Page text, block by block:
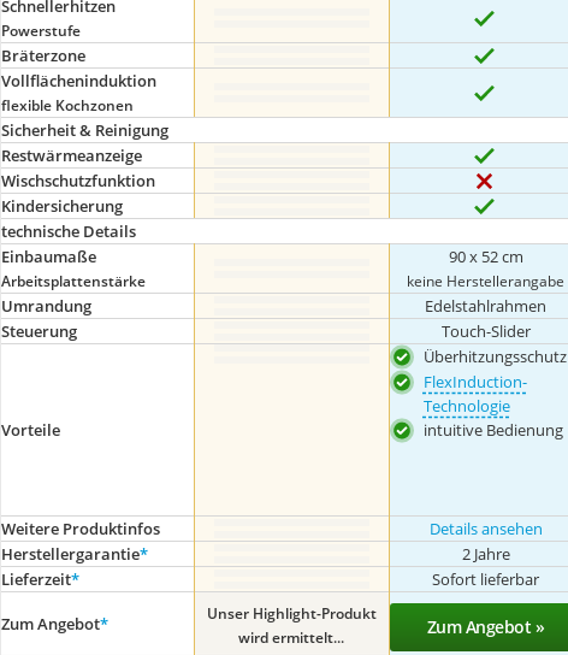
Schnellerhitzen
Powerstufe
Bräterzone
Vollflächeninduktion
flexible Kochzonen
Sicherheit & Reinigung
Restwärmeanzeige
Wischschutzfunktion
Kindersicherung
technische Details
Einbaumaße
Arbeitsplattenstärke
90 x 52 cm
keine Herstellerangabe
Umrandung Edelstahlrahmen
Steuerung
Touch-Slider
Vorteile
Überhitzungsschutz
FlexInduction-
Technologie
intuitive Bedienung
Weitere Produktinfos Details ansehen
Herstellergarantie* 2 Jahre
Lieferzeit* Sofort lieferbar
Zum Angebot*
Unser Highlight-Produkt
wird ermittelt...
Zum Angebot »